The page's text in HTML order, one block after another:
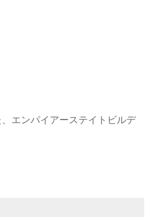
エンパイアーステイトビルデ